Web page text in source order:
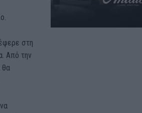
στη
Από την
θα